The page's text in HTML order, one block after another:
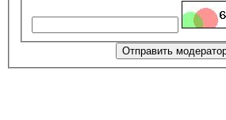
Отправить